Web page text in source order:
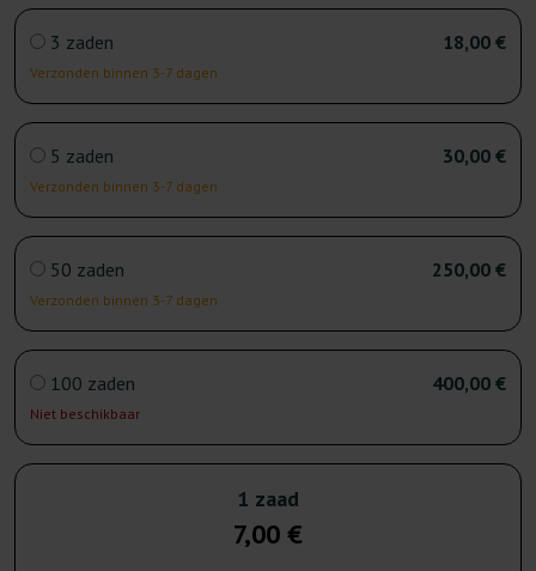
3 zaden
Verzonden binnen 3-7 dagen
18,00 €
5 zaden
Verzonden binnen 3-7 dagen
30,00 €
50 zaden
Verzonden binnen 3-7 dagen
250,00 €
100 zaden
Niet beschikbaar
400,00 €
1 zaad
7,00 €